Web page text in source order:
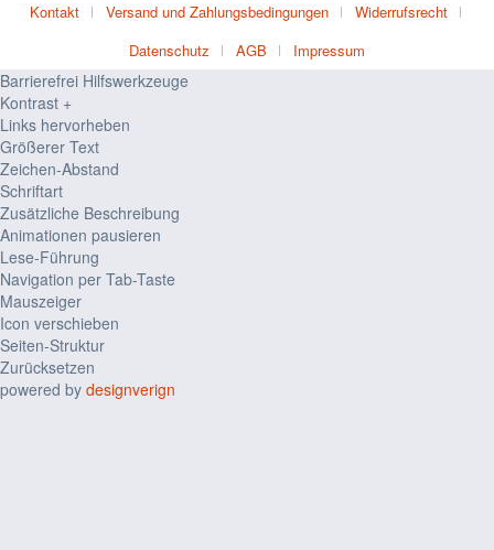
Kontakt
Versand und Zahlungsbedingungen
Widerrufsrecht
Datenschutz
AGB Impressum
Barrierefrei Hilfswerkzeuge
Kontrast +
Links hervorheben
Größerer Text
Zeichen-Abstand
Schriftart
Zusätzliche Beschreibung
Animationen pausieren
Lese-Führung
Navigation per Tab-Taste
Mauszeiger
Icon verschieben
Seiten-Struktur
Zurücksetzen
powered by designverign